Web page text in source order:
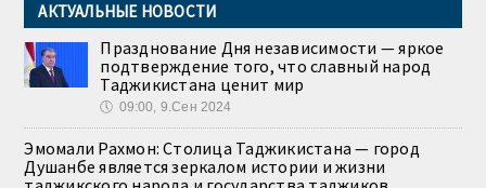
АКТУАЛЬНЫЕ НОВОСТИ
Празднование Дня независимости — яркое
подтверждение того, что славный народ
Таджикистана ценит мир
🕔 09:00, 9.Сен 2024
Эмомали Рахмон: Столица Таджикистана — город
Душанбе является зеркалом истории и жизни